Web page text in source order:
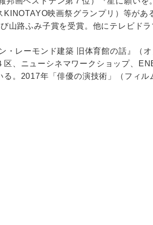
映画祭グランプリ）等があ
山路ふみ子賞を受賞。他にテレビドラ
レーモンド建築 旧体育館の話』（オ
、ニューシネマワークショップ、
。2017年「俳優の演技術」（フィル